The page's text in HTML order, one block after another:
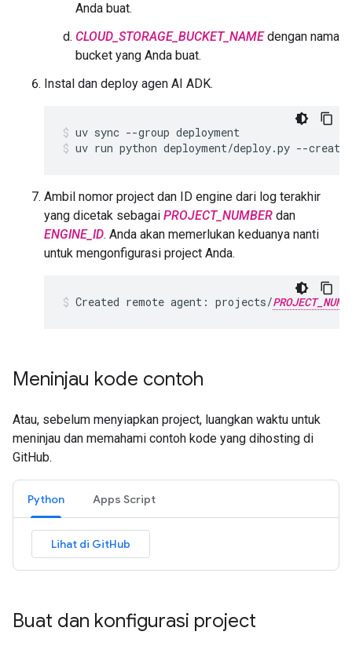
Anda buat.
CLOUD_STORAGE_BUCKET_NAMEdengan nama
bucket yang Anda buat.
Instal dan deploy agen AI ADK.
uv sync --group deployment
uv run python deployment/deploy.py --create
Ambil nomor project dan ID engine dari log terakhir
yang dicetak sebagai PROJECT_NUMBER dan
ENGINE_ID. Anda akan memerlukan keduanya nanti
untuk mengonfigurasi project Anda.
Created remote agent: projects/
Meninjau kode contoh
Atau, sebelum menyiapkan project, luangkan waktu untuk
meninjau dan memahami contoh kode yang dihosting di
GitHub.
Python Apps Script
Lihat di GitHub
Buat dan konfigurasi project